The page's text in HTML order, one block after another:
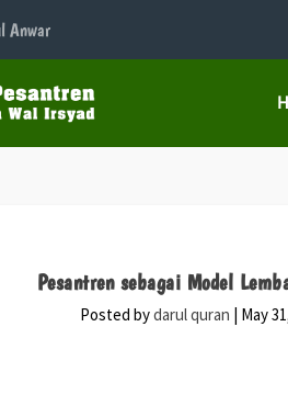
Anwar
Pesantren sebagai Model
Posted bydarul quran May